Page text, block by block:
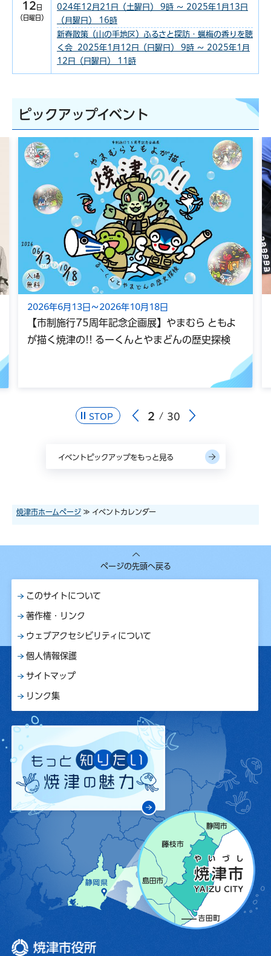
12 日
（日曜日）
024年12月21日（土曜日） 9時 ～ 2025年1月13日
（月曜日） 16時
新春散策（山の手地区）ふるさと探訪・蝋梅の香りを聴
く会 2025年1月12日（日曜日） 9時 ～ 2025年1月
12日（日曜日） 11時
ピックアップイベント
STOP 3 30
まむら ともよ
んの歴史探検
2026年8月7日
めざせ水道博士！～蛇口の向こうを親
【受付終了】
イベントピックアップをもっと見る
焼津市ホームページ ≫ イベントカレンダー
ページの先頭へ戻る
このサイトについて
著作権・リンク
ウェブアクセシビリティについて
個人情報保護
サイトマップ
リンク集
焼津市役所